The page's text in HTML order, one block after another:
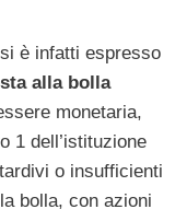
è infatti espresso
alla bolla
monetaria,
1 dell’istituzione
o insufficienti
bolla, con azioni